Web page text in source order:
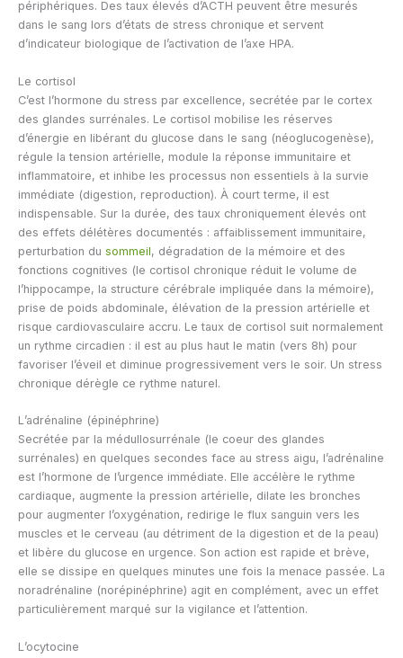
périphériques. Des taux élevés d’ACTH peuvent être mesurés
dans le sang lors d’états de stress chronique et servent
d’indicateur biologique de l’activation de l’axe HPA.
Le cortisol
C’est l’hormone du stress par excellence, secrétée par le cortex
des glandes surrénales. Le cortisol mobilise les réserves
d’énergie en libérant du glucose dans le sang (néoglucogenèse),
régule la tension artérielle, module la réponse immunitaire et
inflammatoire, et inhibe les processus non essentiels à la survie
immédiate (digestion, reproduction). À court terme, il est
indispensable. Sur la durée, des taux chroniquement élevés ont
des effets délétères documentés : affaiblissement immunitaire,
perturbation du sommeil, dégradation de la mémoire et des
fonctions cognitives (le cortisol chronique réduit le volume de
l’hippocampe, la structure cérébrale impliquée dans la mémoire),
prise de poids abdominale, élévation de la pression artérielle et
risque cardiovasculaire accru. Le taux de cortisol suit normalement
un rythme circadien : il est au plus haut le matin (vers 8h) pour
favoriser l’éveil et diminue progressivement vers le soir. Un stress
chronique dérègle ce rythme naturel.
L’adrénaline (épinéphrine)
Secrétée par la médullosurrénale (le coeur des glandes
surrénales) en quelques secondes face au stress aigu, l’adrénaline
est l’hormone de l’urgence immédiate. Elle accélère le rythme
cardiaque, augmente la pression artérielle, dilate les bronches
pour augmenter l’oxygénation, redirige le flux sanguin vers les
muscles et le cerveau (au détriment de la digestion et de la peau)
et libère du glucose en urgence. Son action est rapide et brève,
elle se dissipe en quelques minutes une fois la menace passée. La
noradrénaline (norépinéphrine) agit en complément, avec un effet
particulièrement marqué sur la vigilance et l’attention.
L’ocytocine